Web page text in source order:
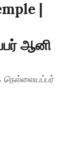
|
ஆனி
நெல்லையப்பர்